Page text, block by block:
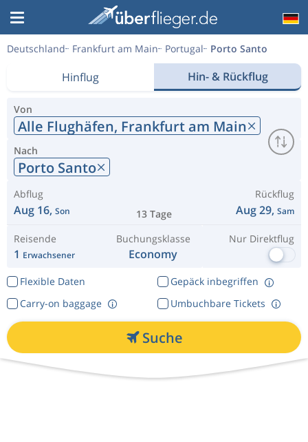
Deutschland Frankfurt am Main Portugal Porto Santo
Hinflug Hin- & Rückflug
Von
Alle Flughäfen, Frankfurt am Main
Nach
Porto Santo
Abflug
Aug 16, Son 13 Tage
Rückflug
Aug 29, Sam
Reisende
1 Erwachsener
Buchungsklasse
Economy
Nur Direktflug
Flexible Daten
Gepäck inbegriffen
Umbuchbare Tickets
Carry-on baggage
Suche